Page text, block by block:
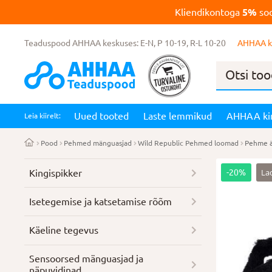
Kliendikontoga5%
Teaduspood AHHAA keskuses: E-N, P 10-19, R-L 10-20 AHHAA
Products
Leia kiirelt: Uued tooted Laste lemmikud AHHAA
Pood Pehmed mänguasjad Wild Republic Pehmed loomad Pehme
-20%
Kingispikker
Isetegemise ja katsetamise rõõm
Käeline tegevus
Sensoorsed mänguasjad ja